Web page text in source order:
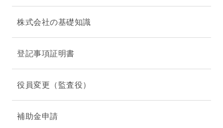
株式会社の基礎知識
登記事項証明書
役員変更（監査役）
補助金申請